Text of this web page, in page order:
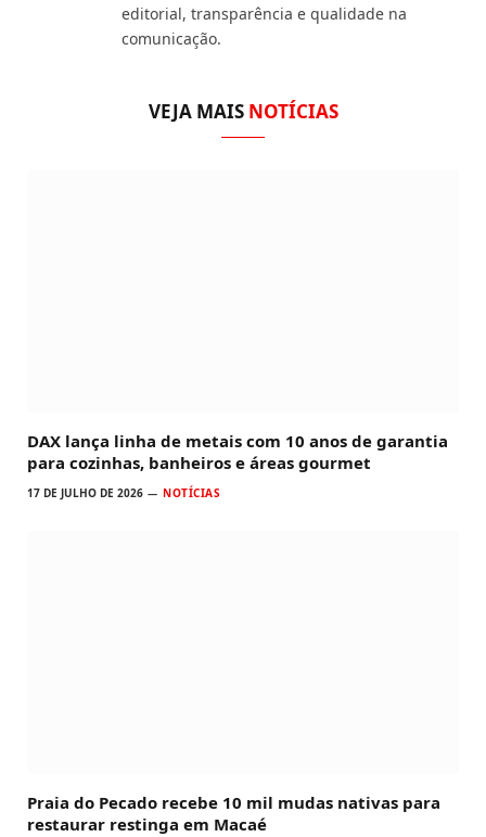
editorial, transparência e qualidade na
comunicação.
VEJA MAIS NOTÍCIAS
DAX lança linha de metais com 10 anos de garantia
para cozinhas, banheiros e áreas gourmet
17 DE JULHO DE 2026 NOTÍCIAS
Praia do Pecado recebe 10 mil mudas nativas para
restaurar restinga em Macaé